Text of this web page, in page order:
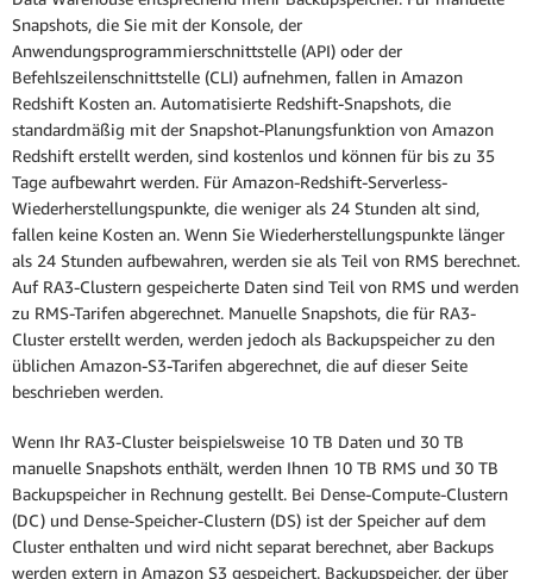
Snapshots, die Sie mit der Konsole, der
Anwendungsprogrammierschnittstelle (API) oder der
Befehlszeilenschnittstelle (CLI) aufnehmen, fallen in Amazon
Redshift Kosten an. Automatisierte Redshift-Snapshots, die
standardmäßig mit der Snapshot-Planungsfunktion von Amazon
Redshift erstellt werden, sind kostenlos und können für bis zu 35
Tage aufbewahrt werden. Für Amazon-Redshift-Serverless-
Wiederherstellungspunkte, die weniger als 24 Stunden alt sind,
fallen keine Kosten an. Wenn Sie Wiederherstellungspunkte länger
als 24 Stunden aufbewahren, werden sie als Teil von RMS berechnet.
Auf RA3-Clustern gespeicherte Daten sind Teil von RMS und werden
zu RMS-Tarifen abgerechnet. Manuelle Snapshots, die für RA3-
Cluster erstellt werden, werden jedoch als Backupspeicher zu den
üblichen Amazon-S3-Tarifen abgerechnet, die auf dieser Seite
beschrieben werden.
Wenn Ihr RA3-Cluster beispielsweise 10 TB Daten und 30 TB
manuelle Snapshots enthält, werden Ihnen 10 TB RMS und 30 TB
Backupspeicher in Rechnung gestellt. Bei Dense-Compute-Clustern
(DC) und Dense-Speicher-Clustern (DS) ist der Speicher auf dem
Cluster enthalten und wird nicht separat berechnet, aber Backups
werden extern in Amazon S3 gespeichert. Backupspeicher, der über